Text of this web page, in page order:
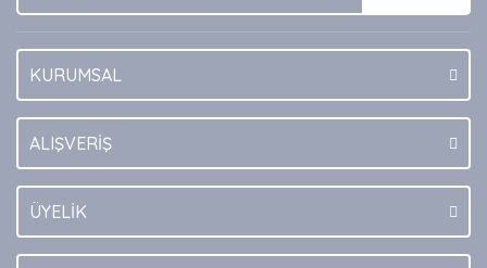
KURUMSAL
ALIŞVERİŞ
ÜYELİK